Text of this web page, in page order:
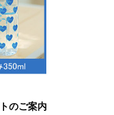
のご案内